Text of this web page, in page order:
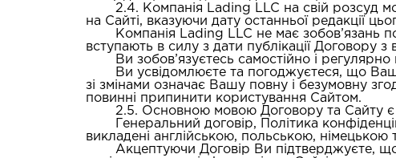
2.4. Компанія Lading LLC на свій розсуд
на Сайті, вказуючи дату останньої редакції
Компанія Lading LLC не має зобов’язань
вступають в силу з дати публікації Договору з
Ви зобов’язуєтесь самостійно і
Ви усвідомлюєте та погоджуєтеся, що
зі змінами означає Вашу повну і безумовну
повинні припинити користування Сайтом.
2.5. Основною мовою Договору та Сайту є
Генеральний договір, Політика
викладені англійською, польською, німецькою
Акцептуючи Договір Ви підтверджуєте,